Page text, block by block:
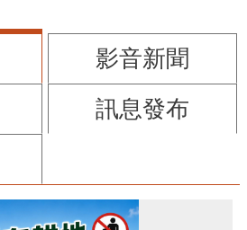
影音新聞
訊息發布